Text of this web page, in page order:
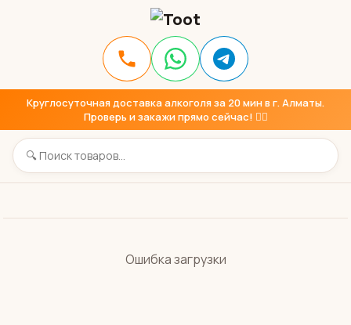
Круглосуточная доставка алкоголя за 20 мин в г. Алматы.
Проверь и закажи прямо сейчас! 👇🏼
Ошибка загрузки